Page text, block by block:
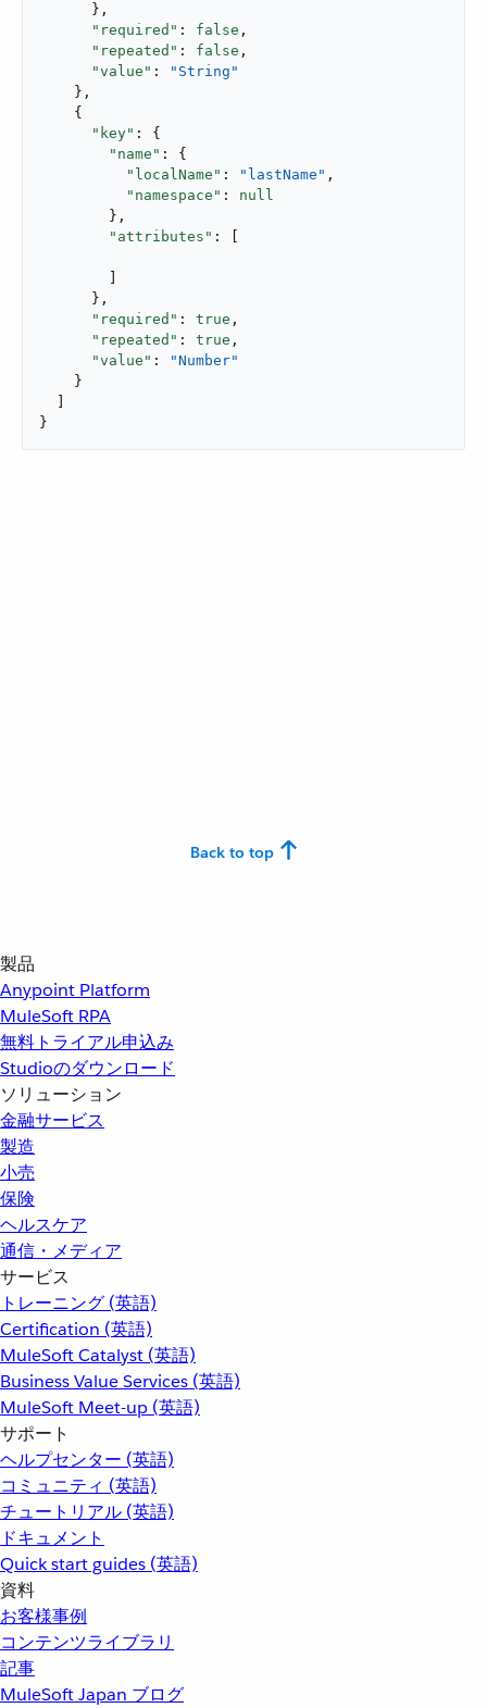
      },
"required" : false ,
"repeated" : false ,
"value" :
"String"
    },
    {
"key" : {
"name" : {
"localName" : "lastName" ,
"namespace" : null
        },
"attributes" : [
      },
"required" : true ,
"repeated" : true ,
"value" :
"Number"
    }
}
Back to top
製品
Anypoint Platform
MuleSoft RPA
無料トライアル申込み
Studioのダウンロード
ソリューション
金融サービス
製造
小売
保険
ヘルスケア
通信・メディア
サービス
トレーニング (英語)
Certification (英語)
MuleSoft Catalyst (英語)
Business Value Services (英語)
MuleSoft Meet-up (英語)
サポート
ヘルプセンター (英語)
コミュニティ (英語)
チュートリアル (英語)
ドキュメント
Quick start guides (英語)
資料
お客様事例
コンテンツライブラリ
記事
MuleSoft Japan ブログ